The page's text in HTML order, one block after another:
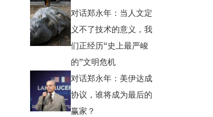
对话郑永年：当人文定
义不了技术的意义，我
们正经历“史上最严峻
的”文明危机
对话郑永年：美伊达成
协议，谁将成为最后的
赢家？